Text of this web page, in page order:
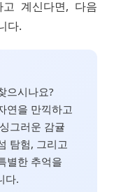
계신다면, 다음
다.
으시나요?
연을 만끽하고
그러운 감귤
탐험, 그리고
별한 추억을
다.